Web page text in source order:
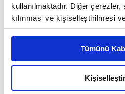
kullanılmaktadır. Diğer
kılınması ve kişiselleştirilmesi
reklam/pazarlama faaliyetlerinin
Çerezlere ilişkin tercihlerinizi
belirleyebilirsiniz. Çerezlere
Ayarlar butonuna tıklayabilir,
Metnimizi ziyaret edebilirsiniz.
Tümünü
Kişiselleştir